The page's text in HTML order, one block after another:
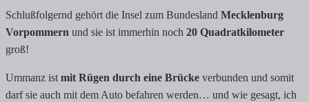
Schlußfolgernd gehört die Insel zum Bundesland Mecklenburg
Vorpommern und sie ist immerhin noch 20 Quadratkilometer
groß!
Ummanz ist mit Rügen durch eine Brücke verbunden und somit
darf sie auch mit dem Auto befahren werden… und wie gesagt, ich